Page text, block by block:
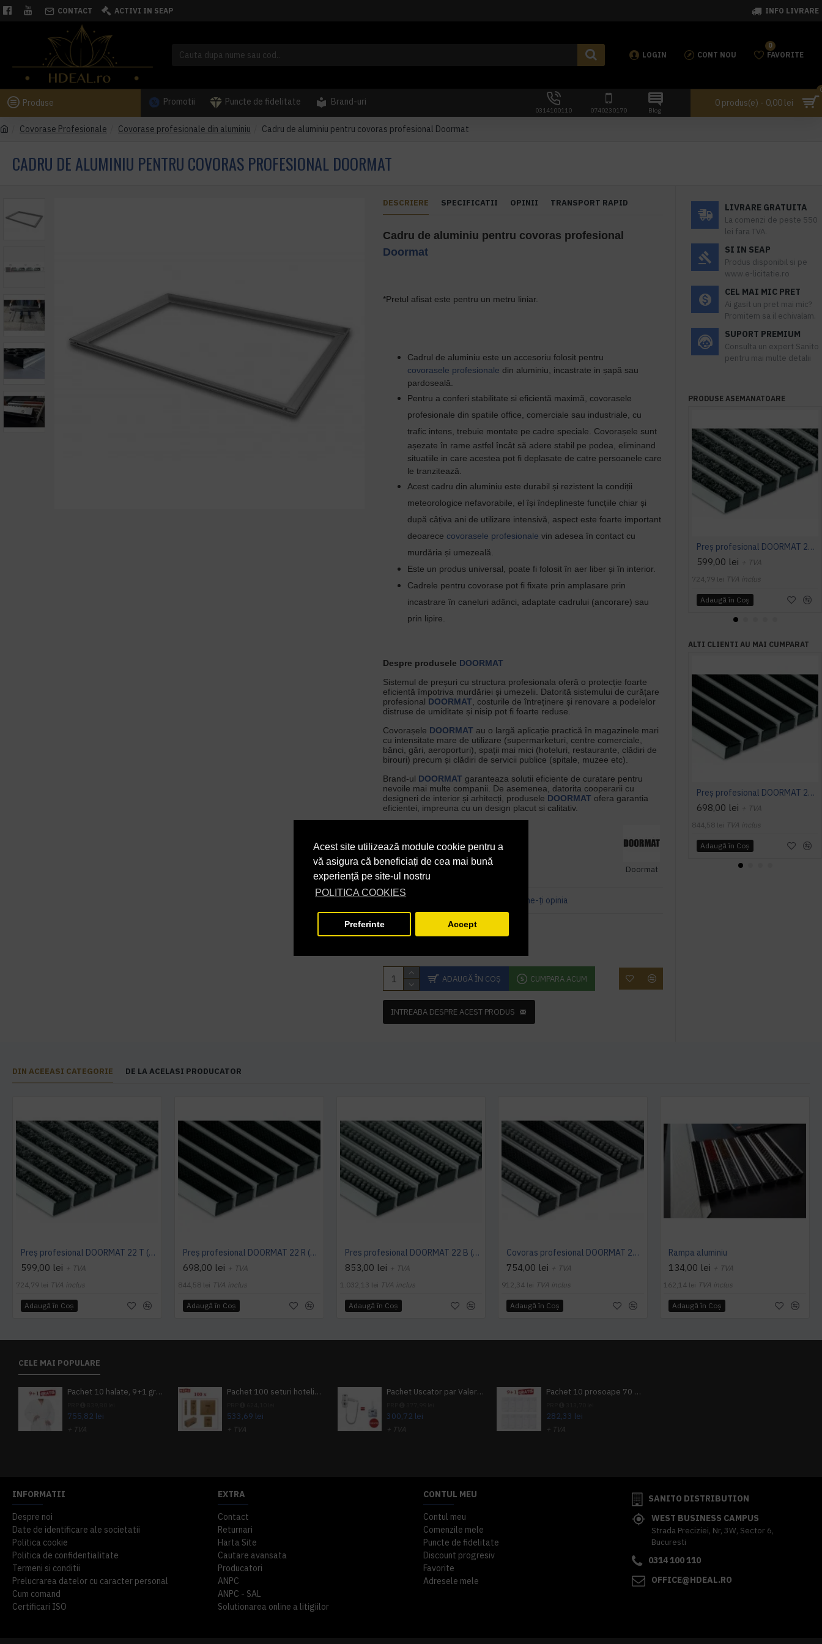
Acest site utilizează module cookie pentru a
vă asigura că beneficiați de cea mai bună
experiență pe site-ul nostru
POLITICA COOKIES
Preferinte Accept
CONTACT ACTIVI IN SEAP INFO LIVRARE
LOGIN CONT NOU FAVORITE
0
Produse Promotii Puncte de fidelitate Brand-uri
0314100110 0740230170 Blog
0 produs(e) - 0,00 lei
Covorase Profesionale Covorase profesionale din aluminiu Cadru de aluminiu pentru covoras profesional Doormat
CADRU DE ALUMINIU PENTRU COVORAS PROFESIONAL DOORMAT
DESCRIERE SPECIFICATII OPINII TRANSPORT RAPID
Cadru de aluminiu pentru covoras profesional
Doormat
*Pretul afisat este pentru un metru liniar.
Cadrul de aluminiu este un accesoriu folosit pentru
covorasele profesionale din aluminiu, incastrate in șapă sau
pardoseală.
Pentru a conferi stabilitate si eficientă maximă, covorasele
profesionale din spatiile office, comerciale sau industriale, cu
trafic intens, trebuie montate pe cadre speciale. Covorașele sunt
așezate în rame astfel încât să adere stabil pe podea,
eliminand
situatiile in care acestea pot fi deplasate de catre persoanele care
le tranzitează.
Acest cadru din aluminiu este durabil și rezistent la condiții
meteorologice nefavorabile, elîși îndeplineste funcțiile chiar și
după câțiva ani de utilizare intensivă , aspect este foarte important
deoarece covorasele profesionale vin adesea în contact cu
murdăria și umezeală.
Este un produs universal, poate fi folosit în aer liber și în interior.
Cadrele pentru covorase pot fi fixate prin amplasare prin
incastrare în caneluri adânci, adaptate cadrului (ancorare) sau
prin lipire.
Despre produsele DOORMAT
Sistemul de preșuri cu structura profesionala oferă o protecție foarte
eficientă împotriva murdăriei și umezelii. Datorită sistemului de curățare
profesional DOORMAT , costurile de întreținere și renovare a podelelor
distruse de umiditate și nisip pot fi foarte reduse.
Covorașele DOORMAT au o largă aplicație practică în magazinele mari
cu intensitate mare de utilizare (supermarketuri, centre comerciale,
bănci, gări, aeroporturi), spații mai mici (hoteluri, restaurante, clădiri de
birouri) precum și clădiri de servicii publice (spitale, muzee etc).
Brand-ul DOORMAT garanteaza solutii eficiente de curatare pentru
nevoile mai multe companii. De asemenea, datorita cooperarii cu
designeri de interior și arhitecți, produsele DOORMAT ofera garantia
eficientei, impreuna cu un design placut si calitativ.
COD PRODUS: D_CA
Doormat
Spune-ţi opinia
20,00 lei+ TVA
ADAUGĂ ÎN COŞ CUMPARA ACUM
INTREABA DESPRE ACEST PRODUS
LIVRARE GRATUITA
La comenzi de peste 550
lei fara TVA.
SI IN SEAP
Produs disponibil si pe
www.e-licitatie.ro
CEL MAI MIC PRET
Ai gasit un pret mai mic?
Promitem sa il echivalam.
SUPORT PREMIUM
Consulta un expert Sanito
pentru mai multe detalii
PRODUSE ASEMANATOARE
Preș profesional DOORMAT 22 T (textil)
599,00 lei + TVA
724,79 lei TVA inclus
Adaugă în Coş
ALTI CLIENTI AU MAI CUMPARAT
Preș profesional DOORMAT 22 R (cauciuc)
698,00 lei + TVA
844,58 lei TVA inclus
Adaugă în Coş
DIN ACEEASI CATEGORIE DE LA ACELASI PRODUCATOR
Preș profesional DOORMAT 22 T (textil)
599,00 lei + TVA
724,79 lei TVA inclus
Adaugă în Coş
Preș profesional DOORMAT 22 R (cauciuc)
698,00 lei + TVA
844,58 lei TVA inclus
Adaugă în Coş
Pres profesional DOORMAT 22 B (perie)
853,00 lei + TVA
1.032,13 lei TVA inclus
Adaugă în Coş
Covoras profesional DOORMAT 22 RB (cauciuc si perie)
754,00 lei + TVA
912,34 lei TVA inclus
Adaugă în Coş
Rampa aluminiu
134,00 lei + TVA
162,14 lei TVA inclus
Adaugă în Coş
CELE MAI POPULARE
Pachet 10 halate, 9+1 gratuit
755,82 lei
+ TVA
Pachet 100 seturi hoteliere, set dentar, set barbierit, casca de dus, pila unghii, set cusut
533,69 lei
+ TVA
Pachet Uscator par Valera Action Super Plus + GRATUIT Sampon si gel de dus Tork
300,72 lei
+ TVA
Pachet 10 prosoape 70 x 140cm 9 + 1 gratuit
282,33 lei
+ TVA
INFORMATII
Despre noi
Date de identificare ale societatii
Politica cookie
Politica de confidentialitate
Termeni si conditii
Prelucrarea datelor cu caracter personal
Cum comand
Certificari ISO
EXTRA
Contact
Returnari
Harta Site
Cautare avansata
Producatori
ANPC
ANPC - SAL
Solutionarea online a litigiilor
CONTUL MEU
Contul meu
Comenzile mele
Puncte de fidelitate
Discount progresiv
Favorite
Adresele mele
SANITO DISTRIBUTION
WEST BUSINESS CAMPUS
Strada Preciziei, Nr, 3W, Sector 6,
Bucuresti
0314 100 110
OFFICE@HDEAL.RO